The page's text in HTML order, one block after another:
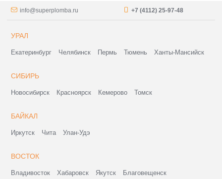
info@superplomba.ru +7 (4112) 25-97-48
УРАЛ
Екатеринбург Челябинск Пермь Тюмень Ханты-Мансийск
СИБИРЬ
Новосибирск Красноярск Кемерово Томск
БАЙКАЛ
Иркутск Чита Улан-Удэ
ВОСТОК
Владивосток Хабаровск Якутск
Благовещенск